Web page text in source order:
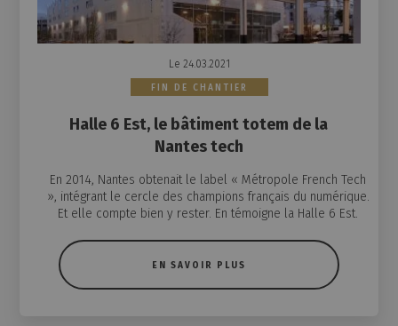
Le 24.03.2021
FIN DE CHANTIER
Halle 6 Est, le bâtiment totem de la
Nantes tech
En 2014, Nantes obtenait le label « Métropole French Tech
», intégrant le cercle des champions français du numérique.
Et elle compte bien y rester. En témoigne la Halle 6 Est.
EN SAVOIR PLUS